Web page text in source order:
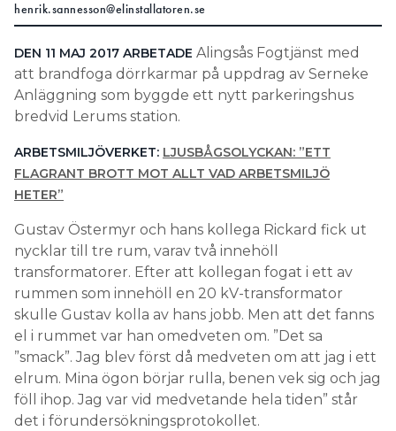
henrik.sannesson@elinstallatoren.se
DEN 11 MAJ 2017 ARBETADE Alingsås Fogtjänst med
att brandfoga dörrkarmar på uppdrag av Serneke
Anläggning som byggde ett nytt parkeringshus
bredvid Lerums station.
ARBETSMILJÖVERKET: LJUSBÅGSOLYCKAN: ”ETT
FLAGRANT BROTT MOT ALLT VAD ARBETSMILJÖ
HETER”
Gustav Östermyr och hans kollega Rickard fick ut
nycklar till tre rum, varav två innehöll
transformatorer. Efter att kollegan fogat i ett av
rummen som innehöll en 20 kV-transformator
skulle Gustav kolla av hans jobb. Men att det fanns
el i rummet var han omedveten om. ”Det sa
”smack”. Jag blev först då medveten om att jag i ett
elrum. Mina ögon börjar rulla, benen vek sig och jag
föll ihop. Jag var vid medvetande hela tiden” står
det i förundersökningsprotokollet.